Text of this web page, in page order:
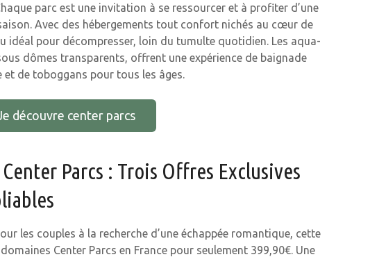
parc est une invitation à se ressourcer et à profiter d’une
Avec des hébergements tout confort nichés au cœur de
idéal pour décompresser, loin du tumulte quotidien. Les aqua-
dômes transparents, offrent une expérience de baignade
de toboggans pour tous les âges.
découvre center parcs
Parcs : Trois Offres Exclusives
les couples à la recherche d’une échappée romantique, cette
Center Parcs en France pour seulement 399,90€. Une